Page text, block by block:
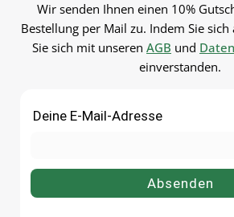
wiederverwendbar und
langlebig.PflegehinweiseVor dem
ersten Gebrauch mit warmem
bestellenBestelle deinen
Wir senden Ihnen einen 10%
Bestellung per Mail zu. Indem Sie
Sie sich mit unseren AGB und
einverstanden.